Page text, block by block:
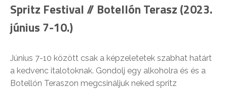
Spritz Festival // Botellón Terasz (2023.
június 7-10.)
Június 7-10 között csak a képzeletetek szabhat határt
a kedvenc italotoknak. Gondolj egy alkoholra és és a
Botellón Teraszon megcsináljuk neked spritz